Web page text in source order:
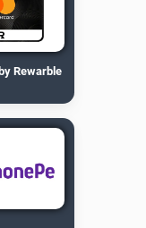
Rewarble